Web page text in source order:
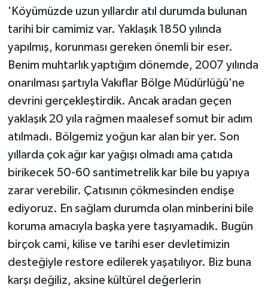
'Köyümüzde uzun yıllardır atıl durumda bulunan
tarihi bir camimiz var. Yaklaşık 1850 yılında
yapılmış, korunması gereken önemli bir eser.
Benim muhtarlık yaptığım dönemde, 2007 yılında
onarılması şartıyla Vakıflar Bölge Müdürlüğü'ne
devrini gerçekleştirdik. Ancak aradan geçen
yaklaşık 20 yıla rağmen maalesef somut bir adım
atılmadı. Bölgemiz yoğun kar alan bir yer. Son
yıllarda çok ağır kar yağışı olmadı ama çatıda
birikecek 50-60 santimetrelik kar bile bu yapıya
zarar verebilir. Çatısının çökmesinden endişe
ediyoruz. En sağlam durumda olan minberini bile
koruma amacıyla başka yere taşıyamadık. Bugün
birçok cami, kilise ve tarihi eser devletimizin
desteğiyle restore edilerek yaşatılıyor. Biz buna
karşı değiliz, aksine kültürel değerlerin